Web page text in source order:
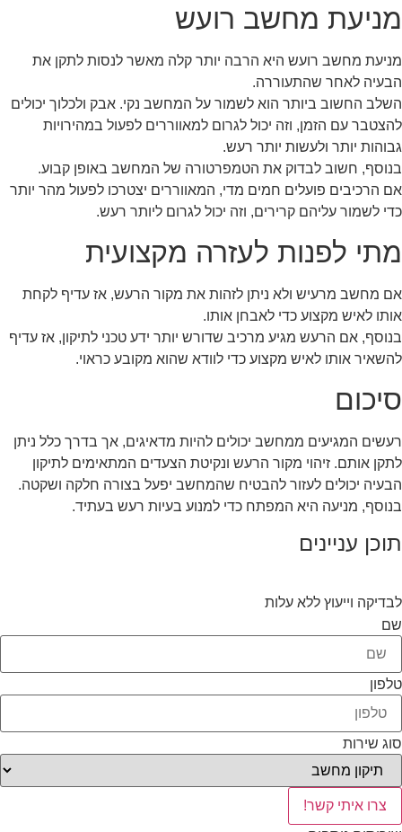
מניעת מחשב רועש
מניעת מחשב רועש היא הרבה יותר קלה מאשר לנסות לתקן את
הבעיה לאחר שהתעוררה.
השלב החשוב ביותר הוא לשמור על המחשב נקי. אבק ולכלוך יכולים
להצטבר עם הזמן, וזה יכול לגרום למאווררים לפעול במהירויות
גבוהות יותר ולעשות יותר רעש.
בנוסף, חשוב לבדוק את הטמפרטורה של המחשב באופן קבוע.
אם הרכיבים פועלים חמים מדי, המאווררים יצטרכו לפעול מהר יותר
כדי לשמור עליהם קרירים, וזה יכול לגרום ליותר רעש.
מתי לפנות לעזרה מקצועית
אם מחשב מרעיש ולא ניתן לזהות את מקור הרעש, אז עדיף לקחת
אותו לאיש מקצוע כדי לאבחן אותו.
בנוסף, אם הרעש מגיע מרכיב שדורש יותר ידע טכני לתיקון, אז עדיף
להשאיר אותו לאיש מקצוע כדי לוודא שהוא מקובע כראוי.
סיכום
רעשים המגיעים ממחשב יכולים להיות מדאיגים, אך בדרך כלל ניתן
לתקן אותם. זיהוי מקור הרעש ונקיטת הצעדים המתאימים לתיקון
הבעיה יכולים לעזור להבטיח שהמחשב יפעל בצורה חלקה ושקטה.
בנוסף, מניעה היא המפתח כדי למנוע בעיות רעש בעתיד.
תוכן עניינים
לבדיקה וייעוץ ללא עלות
שם
טלפון
סוג שירות
צרו איתי קשר!